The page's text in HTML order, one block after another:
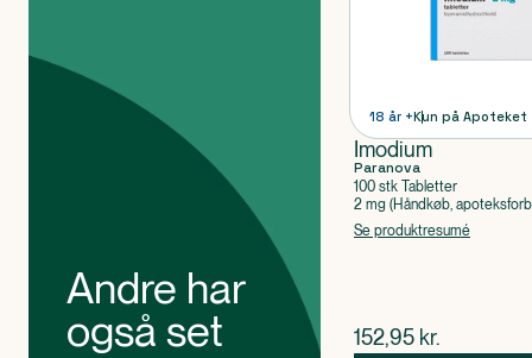
Andre har
også set
18 år +Kun på Apoteket
Imodium
Paranova
100 stk Tabletter
2 mg (Håndkøb,
Loperamidhydrochlorid
Se produktresumé
$nuværende pris
152,95 kr.